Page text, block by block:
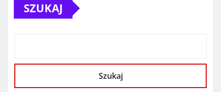
SZUKAJ
Szukaj